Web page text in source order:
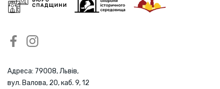
Адреса: 79008, Львів,
вул. Валова, 20, каб. 9, 12